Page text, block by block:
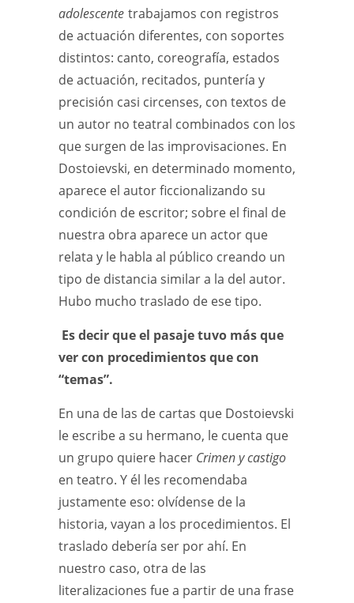
adolescente trabajamos con registros
de actuación diferentes, con soportes
distintos: canto, coreografía, estados
de actuación, recitados, puntería y
precisión casi circenses, con textos de
un autor no teatral combinados con los
que surgen de las improvisaciones. En
Dostoievski, en determinado momento,
aparece el autor ficcionalizando su
condición de escritor; sobre el final de
nuestra obra aparece un actor que
relata y le habla al público creando un
tipo de distancia similar a la del autor.
Hubo mucho traslado de ese tipo.
Es decir que el pasaje tuvo más que
ver con procedimientos que con
“temas”.
En una de las de cartas que Dostoievski
le escribe a su hermano, le cuenta que
un grupo quiere hacer Crimen y castigo
en teatro. Y él les recomendaba
justamente eso: olvídense de la
historia, vayan a los procedimientos. El
traslado debería ser por ahí. En
nuestro caso, otra de las
literalizaciones fue a partir de una frase